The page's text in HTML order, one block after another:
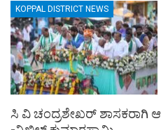
KOPPAL DISTRICT NEWS
ಸಿ ವಿ ಚಂದ್ರಶೇಖರ್ ಶಾಸಕರಾಗಿ